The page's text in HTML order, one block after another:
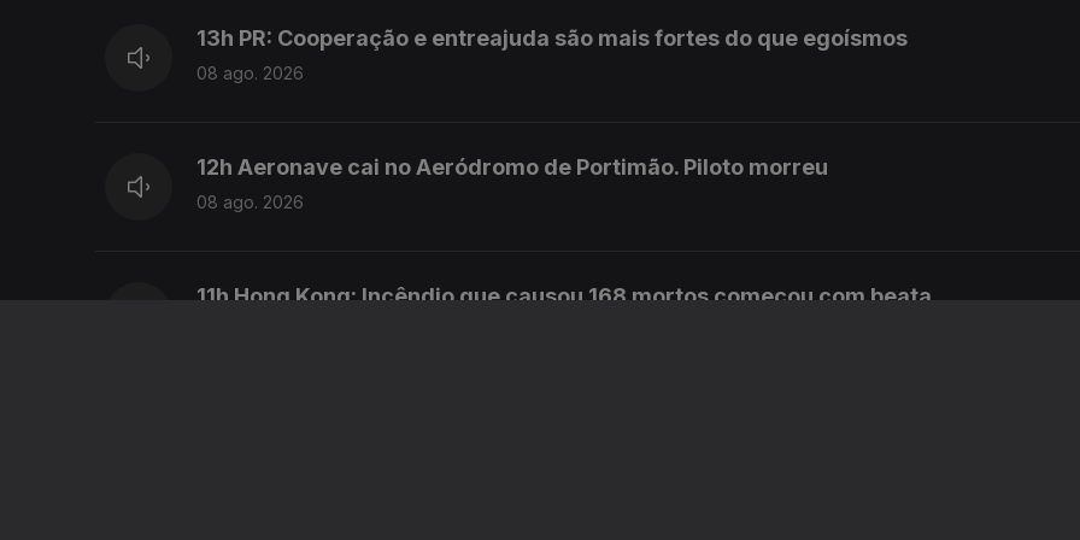
13h PR: Cooperação e entreajuda são mais fortes do que egoísmos
08 ago. 2026
12h Aeronave cai no Aeródromo de Portimão. Piloto morreu
08 ago. 2026
11h Hong Kong: Incêndio que causou 168 mortos começou com beata